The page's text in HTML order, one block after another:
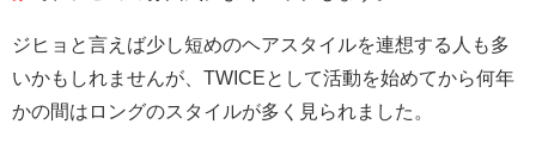
ジヒョと言えば少し短めのヘアスタイルを連想する人も多
いかもしれませんが、TWICEとして活動を始めてから何年
かの間はロングのスタイルが多く見られました。